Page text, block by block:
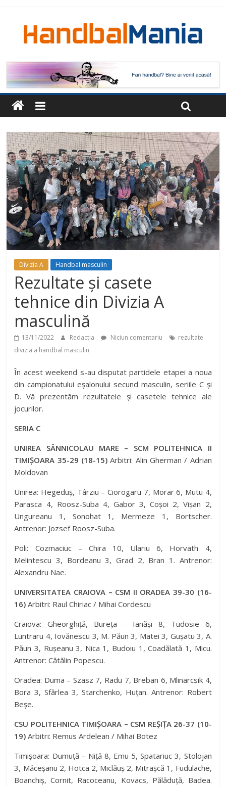
Divizia A Handbal masculin
Rezultate și casete
tehnice din Divizia A
masculină
13/11/2022 Redactia Niciun comentariu
rezultate
divizia a handbal masculin
În acest weekend s-au disputat partidele etapei a noua
din campionatului eșalonului secund masculin, seriile C și
D. Vă prezentăm rezultatele și casetele tehnice ale
jocurilor.
SERIA C
UNIREA SÂNNICOLAU MARE – SCM POLITEHNICA II
TIMIȘOARA 35-29 (18-15) Arbitri: Alin Gherman / Adrian
Moldovan
Unirea: Hegeduș, Târziu – Ciorogaru 7, Morar 6, Mutu 4,
Parasca 4, Roosz-Suba 4, Gabor 3, Coșoi 2, Vișan 2,
Ungureanu 1, Sonohat 1, Mermeze 1, Bortscher.
Antrenor: Jozsef Roosz-Suba.
Poli: Cozmaciuc – Chira 10, Ulariu 6, Horvath 4,
Melintescu 3, Bordeanu 3, Grad 2, Bran 1. Antrenor:
Alexandru Nae.
UNIVERSITATEA CRAIOVA – CSM II ORADEA 39-30 (16-
16) Arbitri: Raul Chiriac / Mihai Cordescu
Craiova: Gheorghiță, Bureța – Ianăși 8, Tudosie 6,
Luntraru 4, Iovănescu 3, M. Păun 3, Matei 3, Gușatu 3, A.
Păun 3, Rușeanu 3, Nica 1, Budoiu 1, Coadălată 1, Micu.
Antrenor: Cătălin Popescu.
Oradea: Duma – Szasz 7, Radu 7, Breban 6, Mlinarcsik 4,
Bora 3, Sfârlea 3, Starchenko, Huțan. Antrenor: Robert
Beșe.
CSU POLITEHNICA TIMIȘOARA – CSM REȘIȚA 26-37 (10-
19) Arbitri: Remus Ardelean / Mihai Botez
Timișoara: Dumuță – Niță 8, Emu 5, Spatariuc 3, Stolojan
3, Măceșanu 2, Hotca 2, Miclăuș 2, Mitrașcă 1, Fudulache,
Boanchiș, Cornit, Racoceanu, Kovacs, Pălăduță, Badea.